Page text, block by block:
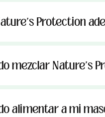
Protection
mezclar Nature's
alimentar a mi